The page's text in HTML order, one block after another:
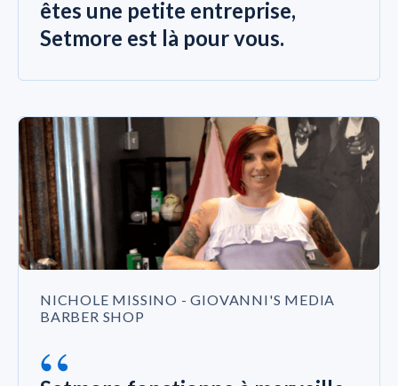
êtes une petite entreprise,
Setmore est là pour vous.
NICHOLE MISSINO - GIOVANNI'S MEDIA
BARBER SHOP